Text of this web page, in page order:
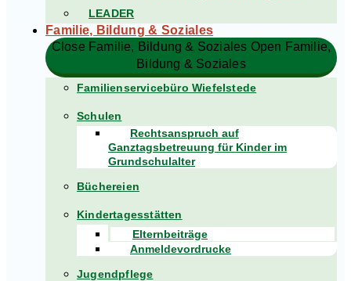
LEADER
Familie, Bildung & Soziales
Close Familie, Bildung & Soziales Open Familie,
Bildung & Soziales
Familienservicebüro Wiefelstede
Schulen
Rechtsanspruch auf
Ganztagsbetreuung für Kinder im
Grundschulalter
Büchereien
Kindertagesstätten
Elternbeiträge
Anmeldevordrucke
Jugendpflege